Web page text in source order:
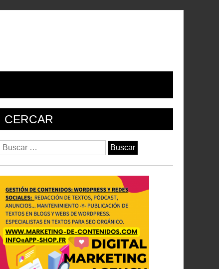
CERCAR
Buscar: